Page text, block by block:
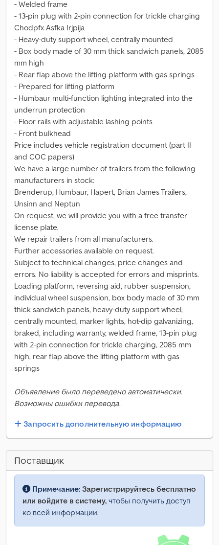
- Welded frame
- 13-pin plug with 2-pin connection for trickle charging
Chodpfx Asfka Irjpija
- Heavy-duty support wheel, centrally mounted
- Box body made of 30 mm thick sandwich panels, 2085
mm high
- Rear flap above the lifting platform with gas springs
- Prepared for lifting platform
- Humbaur multi-function lighting integrated into the
underrun protection
- Floor rails with adjustable lashing points
- Front bulkhead
Price includes vehicle registration document (part II
and COC papers)
We have a large number of trailers from the following
manufacturers in stock:
Brenderup, Humbaur, Hapert, Brian James Trailers,
Unsinn and Neptun
On request, we will provide you with a free transfer
license plate.
We repair trailers from all manufacturers.
Further accessories available on request.
Subject to technical changes, price changes and
errors. No liability is accepted for errors and misprints.
Loading platform, reversing aid, rubber suspension,
individual wheel suspension, box body made of 30 mm
thick sandwich panels, heavy-duty support wheel,
centrally mounted, marker lights, hot-dip galvanizing,
braked, including warranty, welded frame, 13-pin plug
with 2-pin connection for trickle charging, 2085 mm
high, rear flap above the lifting platform with gas
springs
Объявление было переведено автоматически.
Возможны ошибки перевода.
Запросить дополнительную информацию
Поставщик
Примечание: Зарегистрируйтесь бесплатно
или войдите в систему, чтобы получить доступ
ко всей информации.